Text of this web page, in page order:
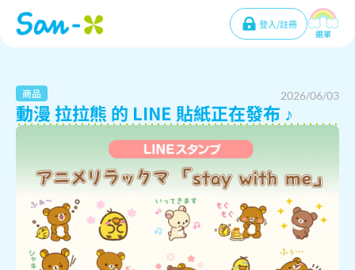
登入/註冊
選單
商品 2026/06/03
動漫 拉拉熊 的 LINE 貼紙正在發布 ♪